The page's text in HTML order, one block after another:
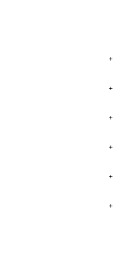
+
+
+
+
+
+